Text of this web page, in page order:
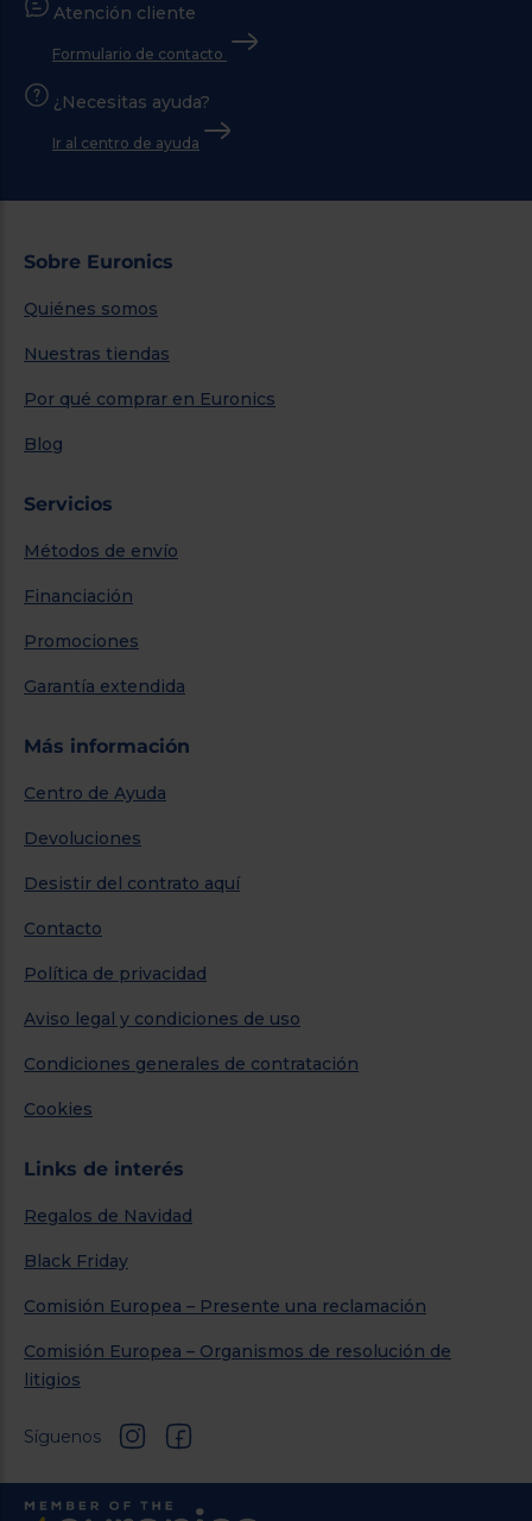
Atención cliente
Formulario de contacto
¿Necesitas ayuda?
Ir al centro de ayuda
Sobre Euronics
Quiénes somos
Nuestras tiendas
Por qué comprar en Euronics
Blog
Servicios
Métodos de envío
Financiación
Promociones
Garantía extendida
Más información
Centro de Ayuda
Devoluciones
Desistir del contrato aquí
Contacto
Política de privacidad
Aviso legal y condiciones de uso
Condiciones generales de contratación
Cookies
Links de interés
Regalos de Navidad
Black Friday
Comisión Europea – Presente una reclamación
Comisión Europea – Organismos de resolución de
litigios
Síguenos